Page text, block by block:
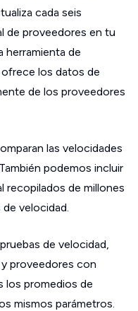
cada seis
de proveedores en tu
herramienta de
los datos de
de los proveedores
las velocidades
podemos incluir
recopilados de millones
velocidad.
de velocidad,
proveedores con
los promedios de
mismos parámetros.